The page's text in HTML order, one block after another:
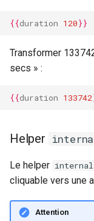
{{duration 120}}
Transformer
secs » :
{{duration 133742
Helper
Le helper
cliquable vers une
Attention